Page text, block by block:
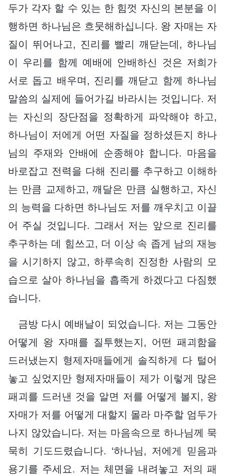
두가 각자 할 수 있는 한 힘껏 자신의 본분을 이
행하면 하나님은 흐뭇해하십니다. 왕 자매는 자
질이 뛰어나고, 진리를 빨리 깨닫는데, 하나님
이 우리를 함께 예배에 안배하신 것은 저희가
서로 돕고 배우며, 진리를 깨닫고 함께 하나님
말씀의 실제에 들어가길 바라시는 것입니다. 저
는 자신의 장단점을 정확하게 파악해야 하고,
하나님이 저에게 어떤 자질을 정하셨든지 하나
님의 주재와 안배에 순종해야 합니다. 마음을
바로잡고 전력을 다해 진리를 추구하고 이해하
는 만큼 교제하고, 깨달은 만큼 실행하고, 자신
의 능력을 다하면 하나님도 저를 깨우치고 이끌
어 주실 것입니다. 그래서 저는 앞으로 진리를
추구하는 데 힘쓰고, 더 이상 속 좁게 남의 재능
을 시기하지 않고, 하루속히 진정한 사람의 모
습으로 살아 하나님을 흡족게 하겠다고 다짐했
습니다.
금방 다시 예배날이 되었습니다. 저는 그동안
어떻게 왕 자매를 질투했는지, 어떤 패괴함을
드러냈는지 형제자매들에게 솔직하게 다 털어
놓고 싶었지만 형제자매들이 제가 이렇게 많은
패괴를 드러낸 것을 알면 저를 어떻게 볼지, 왕
자매가 저를 어떻게 대할지 몰라 마주할 엄두가
나지 않았습니다. 저는 마음속으로 하나님께 묵
묵히 기도드렸습니다. ‘하나님, 저에게 믿음과
용기를 주세요. 저는 체면을 내려놓고 저의 패